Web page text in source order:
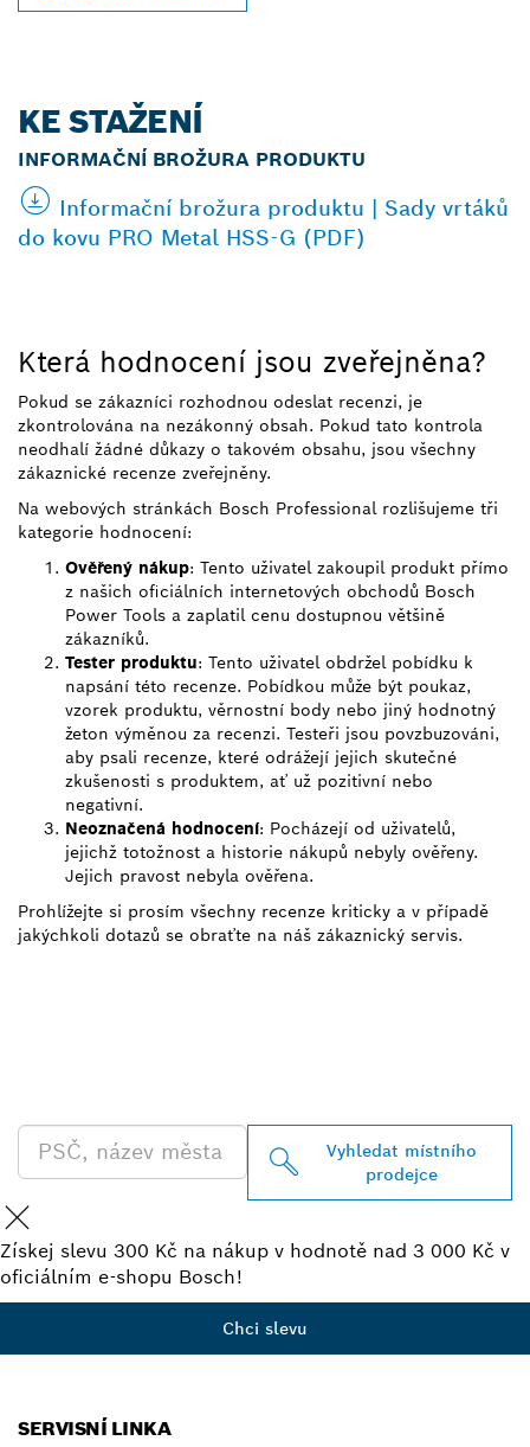
KE STAŽENÍ
INFORMAČNÍ BROŽURA PRODUKTU
Informační brožura produktu | Sady vrtáků
do kovu PRO Metal HSS-G (PDF)
Která hodnocení jsou zveřejněna?
Pokud se zákazníci rozhodnou odeslat recenzi, je
zkontrolována na nezákonný obsah. Pokud tato kontrola
neodhalí žádné důkazy o takovém obsahu, jsou všechny
zákaznické recenze zveřejněny.
Na webových stránkách Bosch Professional rozlišujeme tři
kategorie hodnocení:
Ověřený nákup: Tento uživatel zakoupil produkt přímo
z našich oficiálních internetových obchodů Bosch
Power Tools a zaplatil cenu dostupnou většině
zákazníků.
Tester produktu: Tento uživatel obdržel pobídku k
napsání této recenze. Pobídkou může být poukaz,
vzorek produktu, věrnostní body nebo jiný hodnotný
žeton výměnou za recenzi. Testeři jsou povzbuzováni,
aby psali recenze, které odrážejí jejich skutečné
zkušenosti s produktem, ať už pozitivní nebo
negativní.
Neoznačená hodnocení: Pocházejí od uživatelů,
jejichž totožnost a historie nákupů nebyly ověřeny.
Jejich pravost nebyla ověřena.
Prohlížejte si prosím všechny recenze kriticky a v případě
jakýchkoli dotazů se obraťte na náš zákaznický servis.
Vyhledat místního
prodejce
Získej slevu 300 Kč na nákup v hodnotě nad 3 000 Kč v
oficiálním e-shopu Bosch!
Chci slevu
SERVISNÍ LINKA